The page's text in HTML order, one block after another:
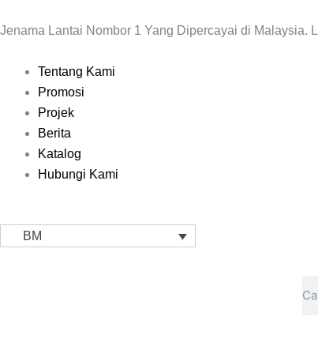
to
Jenama Lantai Nombor 1 Yang Dipercayai di Malaysia.
Main
Menu
Tentang Kami
Promosi
Projek
Berita
Katalog
Hubungi Kami
BM